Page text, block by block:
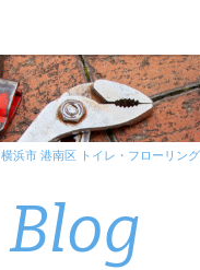
横浜市 港南区 トイレ・フローリン
Blog